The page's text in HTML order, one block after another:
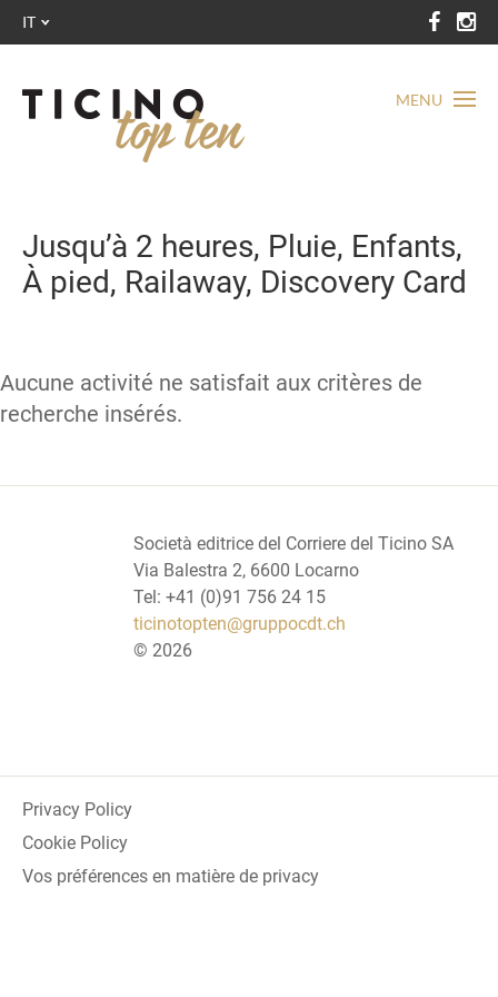
MENU
IT
Jusqu’à 2 heures, Pluie, Enfants,
À pied, Railaway, Discovery Card
Aucune activité ne satisfait aux critères de
recherche insérés.
Società editrice del Corriere del Ticino SA
Via Balestra 2, 6600 Locarno
Tel: +41 (0)91 756 24 15
ticinotopten@gruppocdt.ch
© 2026
Privacy Policy
Cookie Policy
Vos préférences en matière de privacy